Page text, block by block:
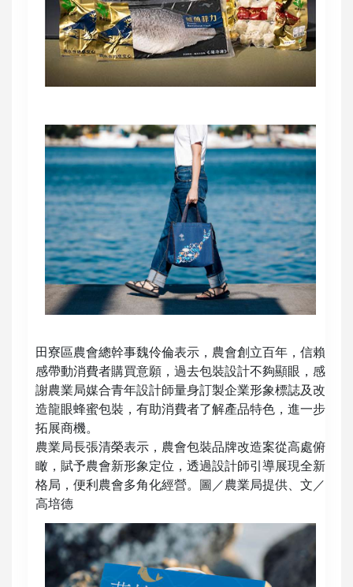
田寮區農會總幹事魏伶倫表示，農會創立百年，信賴
感帶動消費者購買意願，過去包裝設計不夠顯眼，感
謝農業局媒合青年設計師量身訂製企業形象標誌及改
造龍眼蜂蜜包裝，有助消費者了解產品特色，進一步
拓展商機。
農業局長張清榮表示，農會包裝品牌改造案從高處俯
瞰，賦予農會新形象定位，透過設計師引導展現全新
格局，便利農會多角化經營。圖／農業局提供、文／
高培德